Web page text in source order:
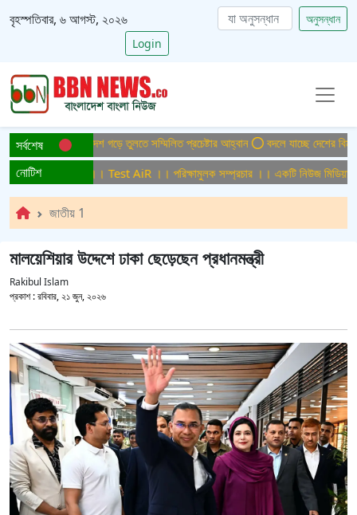
বৃহস্পতিবার, ৬ আগস্ট, ২০২৬
অনুসন্ধান
Login
সর্বশেষবাংলাদেশ গড়ে তুলতে সম্মিলিত প্রচেষ্টার আহ্বান বদলে যাচ্ছে দেশের বিমান ও
নোটিশসম্প্রচার ।। Test AiR ।। পরিক্ষামুলক সম্প্রচার ।। একটি নিউজ মিডিয়া
জাতীয় 1
মালয়েশিয়ার উদ্দেশে ঢাকা ছেড়েছেন প্রধানমন্ত্রী
Rakibul Islam
প্রকাশ :রবিবার, ২১ জুন, ২০২৬